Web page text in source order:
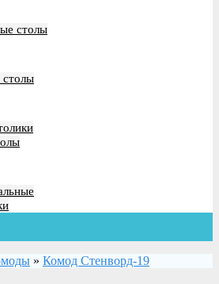
столы
» Комод Стенворд-19